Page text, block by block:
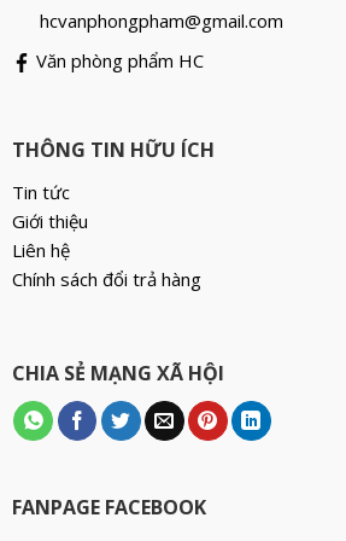
hcvanphongpham@gmail.com
Văn phòng phẩm HC
THÔNG TIN HỮU ÍCH
Tin tức
Giới thiệu
Liên hệ
Chính sách đổi trả hàng
CHIA SẺ MẠNG XÃ HỘI
FANPAGE FACEBOOK